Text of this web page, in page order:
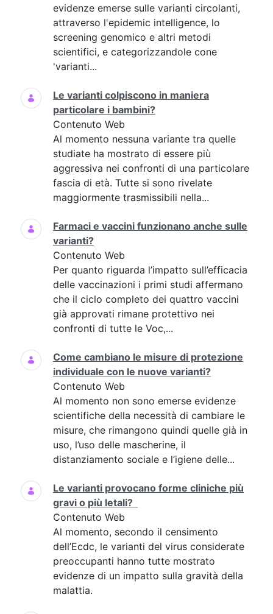
evidenze emerse sulle varianti circolanti,
attraverso l'epidemic intelligence, lo
screening genomico e altri metodi
scientifici, e categorizzandole cone
'varianti...
Le varianti colpiscono in maniera
particolare i bambini?
Contenuto Web
Al momento nessuna variante tra quelle
studiate ha mostrato di essere più
aggressiva nei confronti di una particolare
fascia di età. Tutte si sono rivelate
maggiormente trasmissibili nella...
Farmaci e vaccini funzionano anche sulle
varianti?
Contenuto Web
Per quanto riguarda l’impatto sull’efficacia
delle vaccinazioni i primi studi affermano
che il ciclo completo dei quattro vaccini
già approvati rimane protettivo nei
confronti di tutte le Voc,...
Come cambiano le misure di protezione
individuale con le nuove varianti?
Contenuto Web
Al momento non sono emerse evidenze
scientifiche della necessità di cambiare le
misure, che rimangono quindi quelle già in
uso, l’uso delle mascherine, il
distanziamento sociale e l’igiene delle...
Le varianti provocano forme cliniche più
gravi o più letali?
Contenuto Web
Al momento, secondo il censimento
dell’Ecdc, le varianti del virus considerate
preoccupanti hanno tutte mostrato
evidenze di un impatto sulla gravità della
malattia.